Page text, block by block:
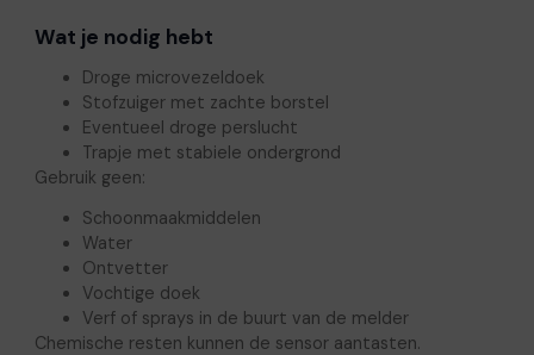
Wat je nodig hebt
Droge microvezeldoek
Stofzuiger met zachte borstel
Eventueel droge perslucht
Trapje met stabiele ondergrond
Gebruik geen:
Schoonmaakmiddelen
Water
Ontvetter
Vochtige doek
Verf of sprays in de buurt van de melder
Chemische resten kunnen de sensor aantasten.